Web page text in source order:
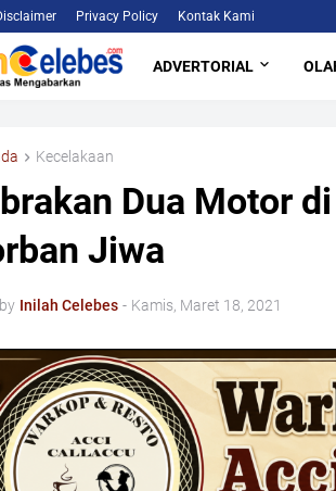
Privacy Policy Kontak Kami
ADVERTORIAL
Kecelakaan
Dua Motor
Jiwa
by Inilah Celebes - Kamis, Maret 18, 2021